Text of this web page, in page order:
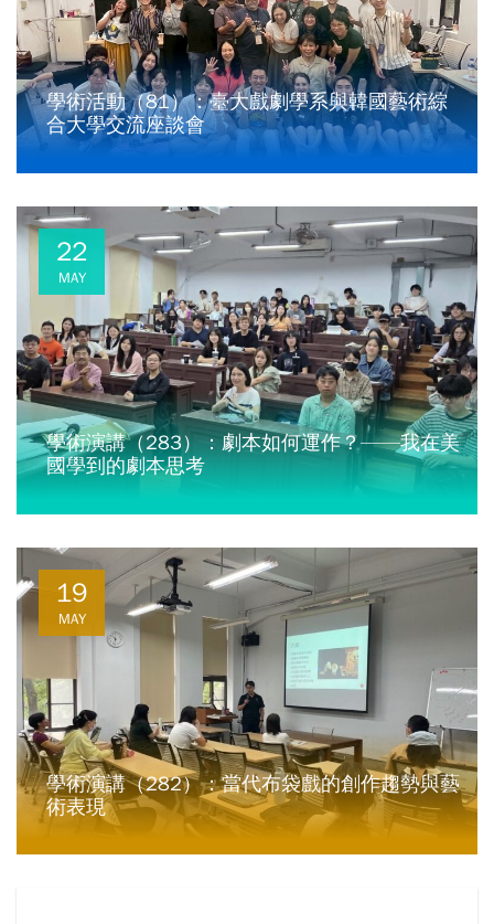
學術活動（81）：臺大戲劇學系與韓國藝術綜
合大學交流座談會
22
MAY
學術演講（283）：劇本如何運作？——我在美
國學到的劇本思考
19
MAY
學術演講（282）：當代布袋戲的創作趨勢與藝
術表現